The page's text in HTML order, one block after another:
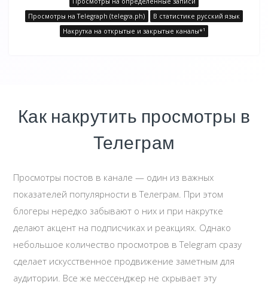
Просмотры на Telegraph (telegra.ph)
В статистике русский язык
Накрутка на открытые и закрытые каналы*¹
Как накрутить просмотры в
Телеграм
Просмотры постов в канале — один из важных
показателей популярности в Телеграм. При этом
блогеры нередко забывают о них и при накрутке
делают акцент на подписчиках и реакциях. Однако
небольшое количество просмотров в Telegram сразу
сделает искусственное продвижение заметным для
аудитории. Все же мессенджер не скрывает эту